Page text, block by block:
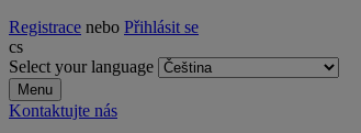
Registrace nebo Přihlásit se
cs
Select your language
Menu
Kontaktujte nás